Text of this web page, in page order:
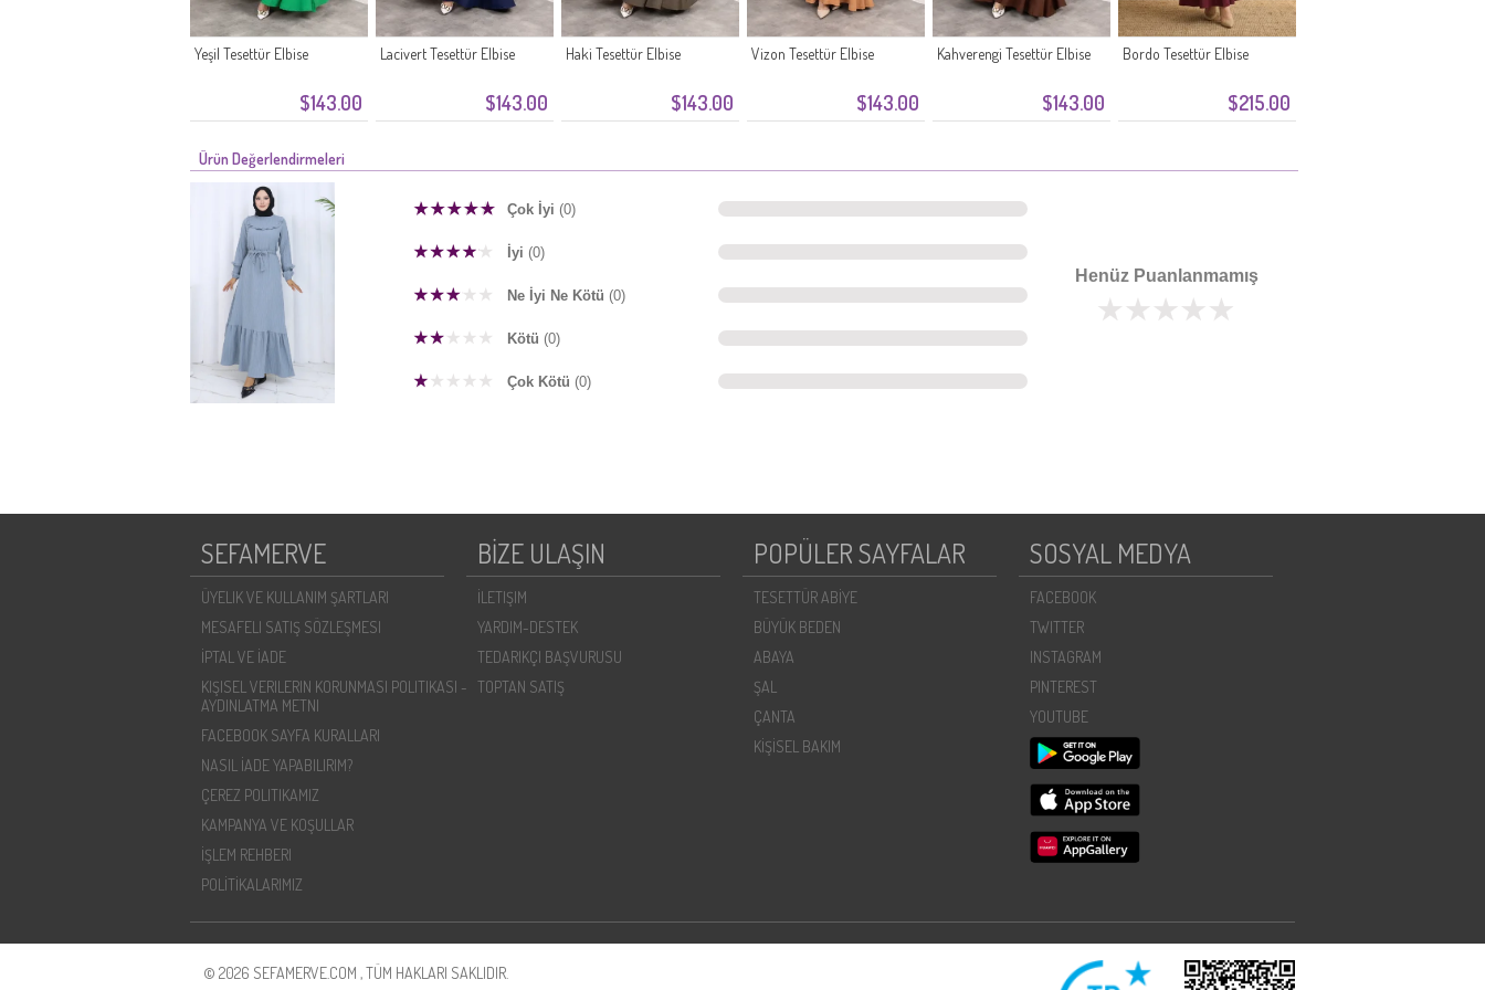
$143.00
Yeşil Tesettür Elbise
$143.00
Lacivert Tesettür Elbise
$143.00
Haki Tesettür Elbise
$143.00
Vizon Tesettür Elbise
$143.00
Kahverengi Tesettür Elbise
$215.00
Bordo Tesettür Elbise
Ürün Değerlendirmeleri
Çok İyi (0)
İyi (0)
Ne İyi Ne Kötü (0)
Kötü (0)
Çok Kötü (0)
Henüz Puanlanmamış
SEFAMERVE
ÜYELIK VE KULLANIM ŞARTLARI
MESAFELI SATIŞ SÖZLEŞMESI
İPTAL VE İADE
KIŞISEL VERILERIN KORUNMASI POLITIKASI -
AYDINLATMA METNI
FACEBOOK SAYFA KURALLARI
NASIL İADE YAPABILIRIM?
ÇEREZ POLITIKAMIZ
KAMPANYA VE KOŞULLAR
İŞLEM REHBERI
POLİTİKALARIMIZ
BİZE ULAŞIN
İLETIŞIM
YARDIM-DESTEK
TEDARIKÇI BAŞVURUSU
TOPTAN SATIŞ
POPÜLER SAYFALAR
TESETTÜR ABİYE
BÜYÜK BEDEN
ABAYA
ŞAL
ÇANTA
KİŞİSEL BAKIM
SOSYAL MEDYA
FACEBOOK
TWITTER
INSTAGRAM
PINTEREST
YOUTUBE
© 2026 SEFAMERVE.COM , TÜM HAKLARI SAKLIDIR.